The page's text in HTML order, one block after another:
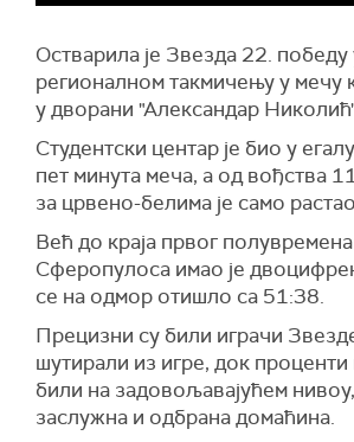
Остварила је Звезда 22. победу
регионалном такмичењу у мечу
у дворани "Александар
Студентски центар је био у
пет минута меча, а од вођства
за црвено-белима је само
Већ до краја првог
Сферопулоса имао је
се на одмор отишло са 51:38.
Прецизни су били играчи
шутирали из игре, док проценти
били на задовољавајућем нивоу,
заслужна и одбрана домаћина.